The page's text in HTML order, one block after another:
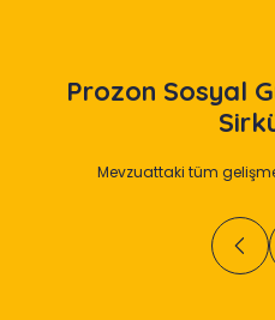
Prozon Sosyal
Mevzuattaki tüm